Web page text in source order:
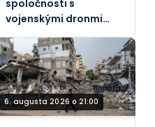
spoločnosti s
vojenskými dronmi
bomby v aute
6. augusta 2026 o 21:00